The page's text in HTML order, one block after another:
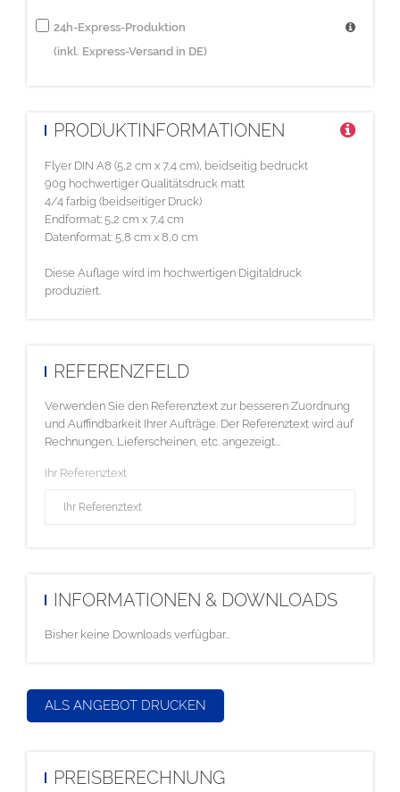
24h-Express-Produktion
(inkl. Express-Versand in DE)
PRODUKTINFORMATIONEN
Flyer DIN A8 (5,2 cm x 7,4 cm), beidseitig bedruckt
90g hochwertiger Qualitätsdruck matt
4/4 farbig (beidseitiger Druck)
Endformat: 5,2 cm x 7,4 cm
Datenformat: 5,8 cm x 8,0 cm
Diese Auflage wird im hochwertigen Digitaldruck
produziert.
REFERENZFELD
Verwenden Sie den Referenztext zur besseren Zuordnung
und Auffindbarkeit Ihrer Aufträge. Der Referenztext wird auf
Rechnungen, Lieferscheinen, etc. angezeigt...
Ihr Referenztext
INFORMATIONEN & DOWNLOADS
Bisher keine Downloads verfügbar...
ALS ANGEBOT DRUCKEN
PREISBERECHNUNG